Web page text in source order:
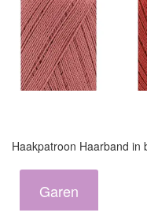
Haakpatroon Haarband in
Garen